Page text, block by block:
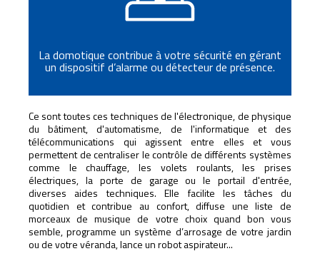
La domotique contribue à votre sécurité en gérant
un dispositif d’alarme ou détecteur de présence.
Ce sont toutes ces techniques de l'électronique, de physique
du bâtiment, d'automatisme, de l'informatique et des
télécommunications qui agissent entre elles et vous
permettent de centraliser le contrôle de différents systèmes
comme le chauffage, les volets roulants, les prises
électriques, la porte de garage ou le portail d'entrée,
diverses aides techniques. Elle facilite les tâches du
quotidien et contribue au confort, diffuse une liste de
morceaux de musique de votre choix quand bon vous
semble, programme un système d’arrosage de votre jardin
ou de votre véranda, lance un robot aspirateur...